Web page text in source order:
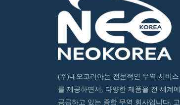
(주)네오코리아는 전문적인 무역 서비스
를 제공하면서, 다양한 제품을 전 세계에
공급하고 있는 종합 무역 회사입니다. 고